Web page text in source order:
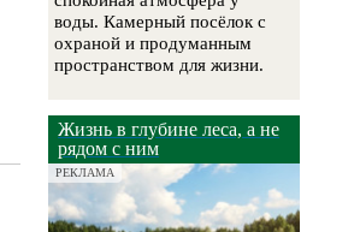
воды. Камерный посёлок с
охраной и продуманным
пространством для жизни.
Жизнь в глубине леса, а не
рядом с ним
РЕКЛАМА